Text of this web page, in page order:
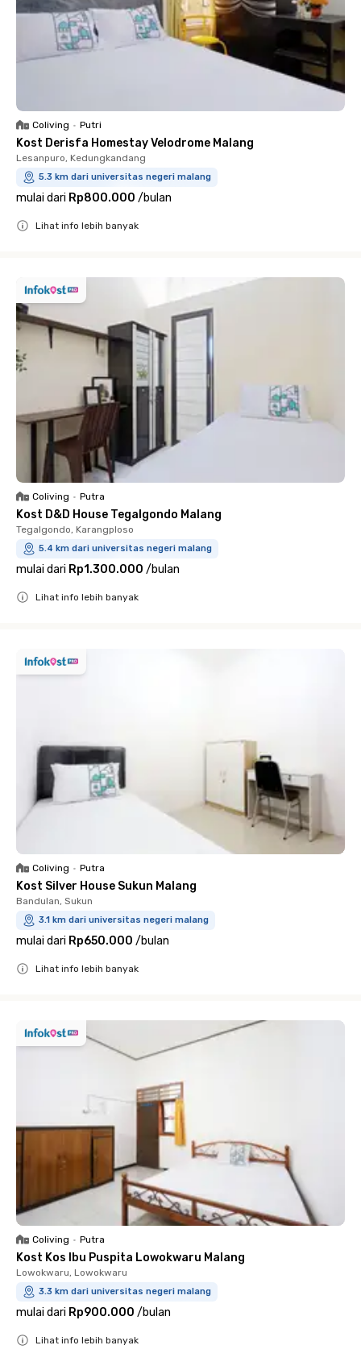
Coliving • Putri
Kost Derisfa Homestay Velodrome Malang
Lesanpuro, Kedungkandang
5.3 km dari universitas negeri malang
mulai dari Rp800.000 /bulan
Lihat info lebih banyak
Coliving • Putra
Kost D&D House Tegalgondo Malang
Tegalgondo, Karangploso
5.4 km dari universitas negeri malang
mulai dari Rp1.300.000 /bulan
Lihat info lebih banyak
Coliving • Putra
Kost Silver House Sukun Malang
Bandulan, Sukun
3.1 km dari universitas negeri malang
mulai dari Rp650.000 /bulan
Lihat info lebih banyak
Coliving • Putra
Kost Kos Ibu Puspita Lowokwaru Malang
Lowokwaru, Lowokwaru
3.3 km dari universitas negeri malang
mulai dari Rp900.000 /bulan
Lihat info lebih banyak